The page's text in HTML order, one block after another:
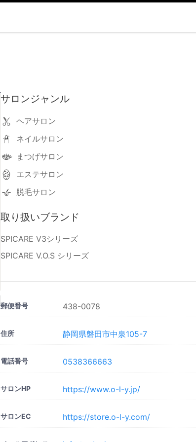
サロンジャンル
ヘアサロン
ネイルサロン
まつげサロン
エステサロン
脱毛サロン
取り扱いブランド
SPICARE V3シリーズ
SPICARE V.O.S シリーズ
郵便番号 438-0078
住所 静岡県磐田市中泉105-7
電話番号 0538366663
サロンHP https://www.o-l-y.jp/
サロンEC https://store.o-l-y.com/